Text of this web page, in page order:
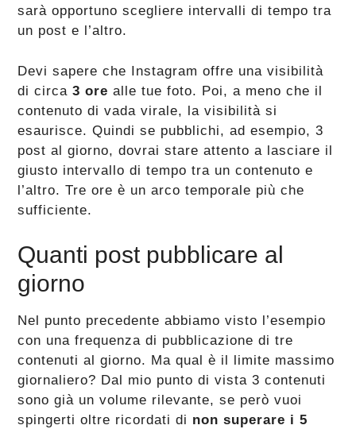
sarà opportuno scegliere intervalli di tempo tra
un post e l’altro.
Devi sapere che Instagram offre una visibilità
di circa3 orealle tue foto. Poi, a meno che il
contenuto di vada virale, la visibilità si
esaurisce. Quindi se pubblichi, ad esempio, 3
post al giorno, dovrai stare attento a lasciare il
giusto intervallo di tempo tra un contenuto e
l’altro. Tre ore è un arco temporale più che
sufficiente.
Quanti post pubblicare al
giorno
Nel punto precedente abbiamo visto l’esempio
con una frequenza di pubblicazione di tre
contenuti al giorno. Ma qual è il limite massimo
giornaliero? Dal mio punto di vista 3 contenuti
sono già un volume rilevante, se però vuoi
spingerti oltre ricordati di non superare i 5